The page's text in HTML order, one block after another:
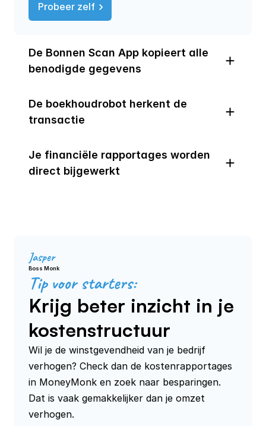
Probeer zelf
De Bonnen Scan App kopieert alle
benodigde gegevens
De boekhoudrobot herkent de
transactie
Je financiële rapportages worden
direct bijgewerkt
Jasper
Boss Monk
Tip voor starters:
Krijg beter inzicht in je
kostenstructuur
Wil je de winstgevendheid van je bedrijf
verhogen? Check dan de kostenrapportages
in MoneyMonk en zoek naar besparingen.
Dat is vaak gemakkelijker dan je omzet
verhogen.